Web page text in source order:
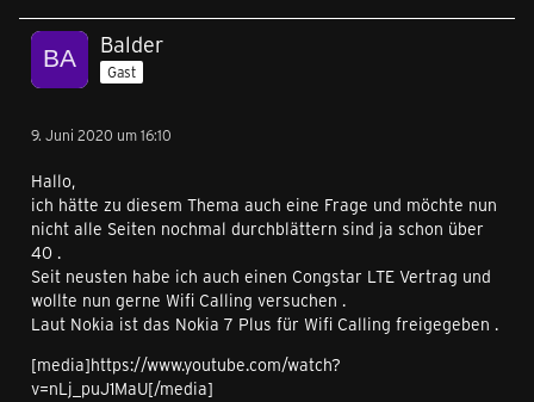
Balder
Gast
9. Juni 2020 um 16:10
Hallo,
ich hätte zu diesem Thema auch eine Frage und möchte nun
nicht alle Seiten nochmal durchblättern sind ja schon über
40 .
Seit neusten habe ich auch einen Congstar LTE Vertrag und
wollte nun gerne Wifi Calling versuchen .
Laut Nokia ist das Nokia 7 Plus für Wifi Calling freigegeben .
[media]https://www.youtube.com/watch?
v=nLj_puJ1MaU[/media]